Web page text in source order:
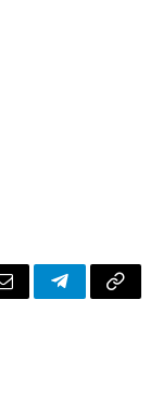
CorreoTelegrama